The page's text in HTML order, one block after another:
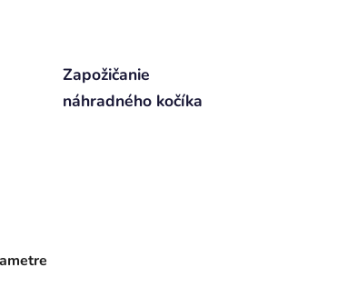
Zapožičanie
náhradného kočíka